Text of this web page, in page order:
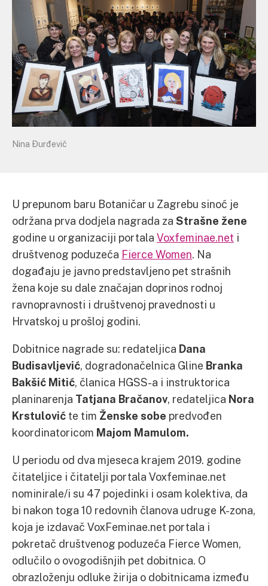
Nina Đurđević
U prepunom baru Botaničar u Zagrebu sinoć je
održana prva dodjela nagrada za Strašne žene
godine u organizaciji portala Voxfeminae.net i
društvenog poduzeća Fierce Women. Na
događaju je javno predstavljeno pet strašnih
žena koje su dale značajan doprinos rodnoj
ravnopravnosti i društvenoj pravednosti u
Hrvatskoj u prošloj godini.
Dobitnice nagrade su: redateljica Dana
Budisavljević, dogradonačelnica Gline Branka
Bakšić Mitić, članica HGSS-a i instruktorica
planinarenja Tatjana Bračanov, redateljica Nora
Krstulović te tim Ženske sobe predvođen
koordinatoricom Majom Mamulom.
U periodu od dva mjeseca krajem 2019. godine
čitateljice i čitatelji portala Voxfeminae.net
nominirale/i su 47 pojedinki i osam kolektiva, da
bi nakon toga 10 redovnih članova udruge K-zona,
koja je izdavač VoxFeminae.net portala i
pokretač društvenog poduzeća Fierce Women,
odlučilo o ovogodišnjih pet dobitnica. O
obrazloženju odluke žirija o dobitnicama između